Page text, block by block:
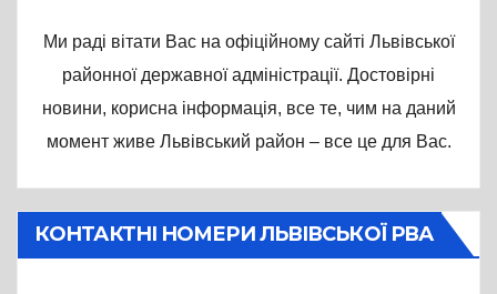
Ми раді вітати Вас на офіційному сайті Львівської
районної державної адміністрації. Достовірні
новини, корисна інформація, все те, чим на даний
момент живе Львівський район – все це для Вас.
КОНТАКТНІ НОМЕРИ ЛЬВІВСЬКОЇ РВА